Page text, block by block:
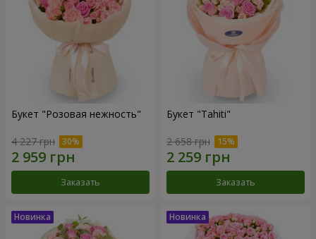
Букет "Розовая нежность"
4 227 грн
Заказать
Букет "Tahiti"
2 658 грн
Заказать